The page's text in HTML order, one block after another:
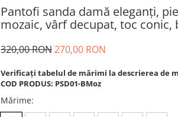
Pantofi sanda damă eleganți,
mozaic, vârf decupat, toc conic,
320,00 RON270,00 RON
Verificați tabelul de mărimi la descrierea de
COD PRODUS: PSD01-BMoz
Mărime: